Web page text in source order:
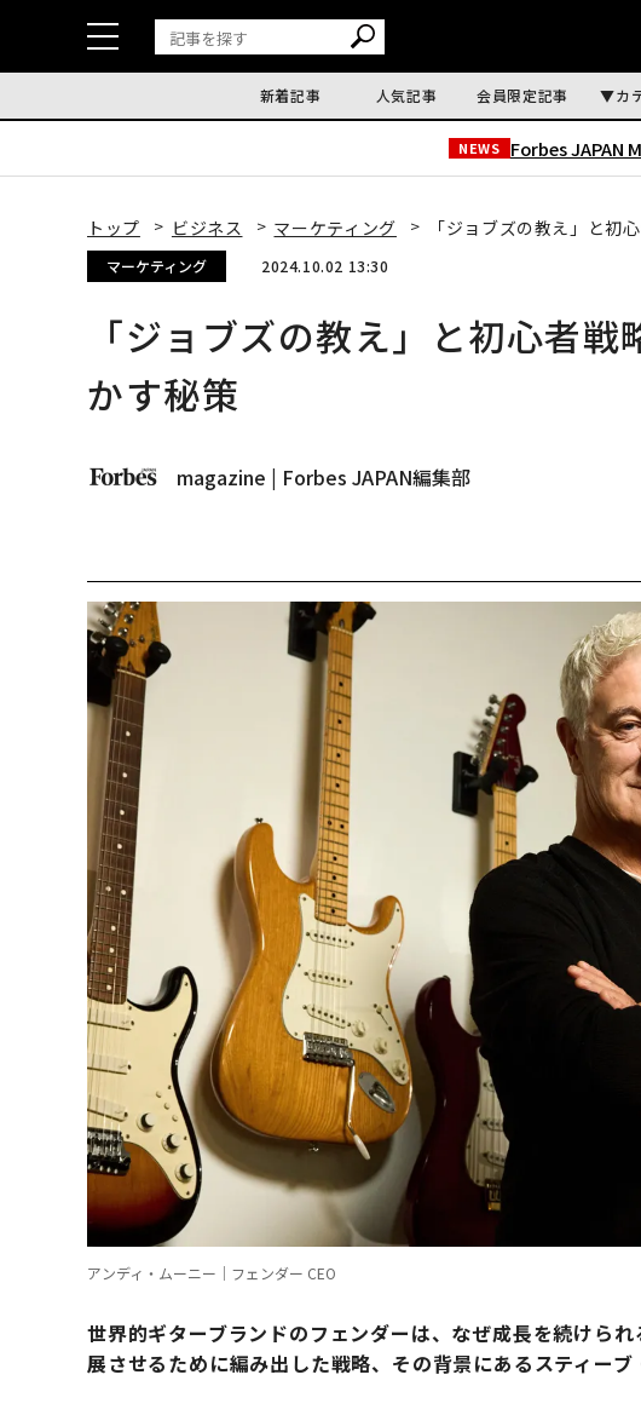
新着記事 人気記事 会員限定記事 カ
NEWS Forbes JAPAN
トップ ビジネス マーケティング 「ジョブズの教え」と初
マーケティング 2024.10.02 13:30
「ジョブズの教え」と初心者
かす秘策
magazine | Forbes JAPAN編集部
アンディ・ムーニー｜フェンダー CEO
世界的ギターブランドのフェンダーは、なぜ成長を続けら
展させるために編み出した戦略、その背景にあるスティーブ